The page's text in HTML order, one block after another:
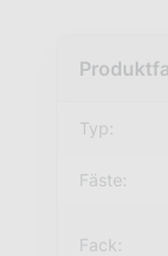
Typ:
Fäste:
Fack: